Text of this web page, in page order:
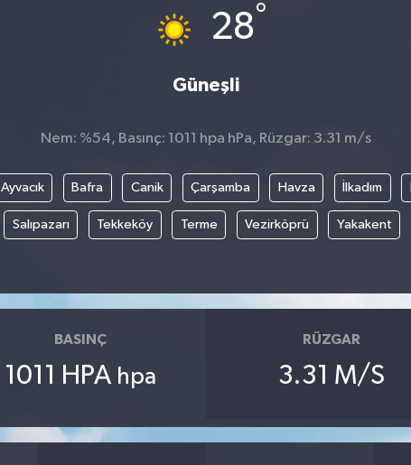
28°
Güneşli
Nem: %54, Basınç: 1011 hpa hPa, Rüzgar: 3.31 m/s
Ayvacık Bafra Canik Çarşamba Havza İlkadım
Salıpazarı Tekkeköy Terme Vezirköprü Yakakent
BASINÇ
1011 HPA hpa
RÜZGAR
3.31 M/S